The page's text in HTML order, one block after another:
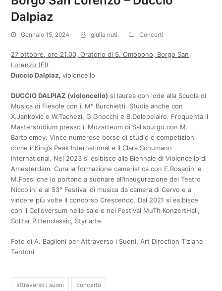
Dalpiaz
Gennaio 15, 2024 giulia nuti Concerti
27 ottobre, ore 21.00, Oratorio di S. Omobono, Borgo San
Lorenzo (FI)
Duccio Dalpiaz, violoncello
DUCCIO DALPIAZ (violoncello) si laurea con lode alla Scuola di
Musica di Fiesole con il M° Burchietti. Studia anche con
X.Jankovic e W.Tachezi. G.Gnocchi e B.Delepelaire. Frequenta il
Masterstudium presso il Mozarteum di Salisburgo con M.
Bartolomey. Vince numerose borse di studio e competizioni
come il King’s Peak International e il Clara Schumann
International. Nel 2023 si esibisce alla Biennale di Violoncello di
Amesterdam. Cura la formazione cameristica con E.Rosadini e
M.Fossi che lo portano a suonare all’inaugurazione del Teatro
Niccolini e al 53° Festival di musica da camera di Cervo e a
vincere più volte il concorso Crescendo. Dal 2021 si esibisce
con il Celloversum nelle sale e nei Festival MuTh KonzertHall,
Solitar Pittenclassic, Styriarte.
Foto di A. Baglioni per Attraverso i Suoni, Art Direction Tiziana
Tentoni
attraverso i suoni concerto